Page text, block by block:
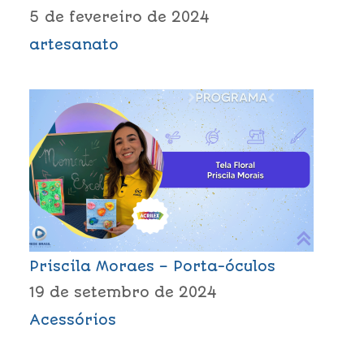
5 de fevereiro de 2024
artesanato
Priscila Moraes – Porta-óculos
19 de setembro de 2024
Acessórios